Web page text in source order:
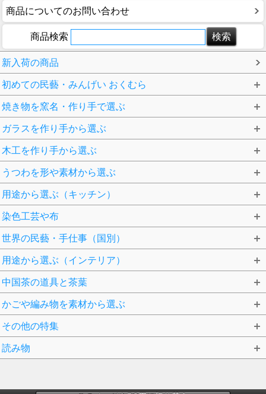
商品についてのお問い合わせ
商品検索
新入荷の商品
初めての民藝・みんげい おくむら
焼き物を窯名・作り手で選ぶ
ガラスを作り手から選ぶ
木工を作り手から選ぶ
うつわを形や素材から選ぶ
用途から選ぶ（キッチン）
染色工芸や布
世界の民藝・手仕事（国別）
用途から選ぶ（インテリア）
中国茶の道具と茶葉
かごや編み物を素材から選ぶ
その他の特集
読み物